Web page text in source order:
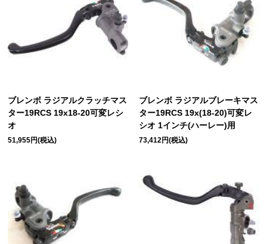
ブレンボ ラジアルクラッチマス
ター19RCS 19x18-20可変レシ
オ
51,955円(税込)
ブレンボ ラジアルブレーキマス
ター19RCS 19x(18-20)可変レ
シオ 1インチ(ハーレー)用
73,412円(税込)